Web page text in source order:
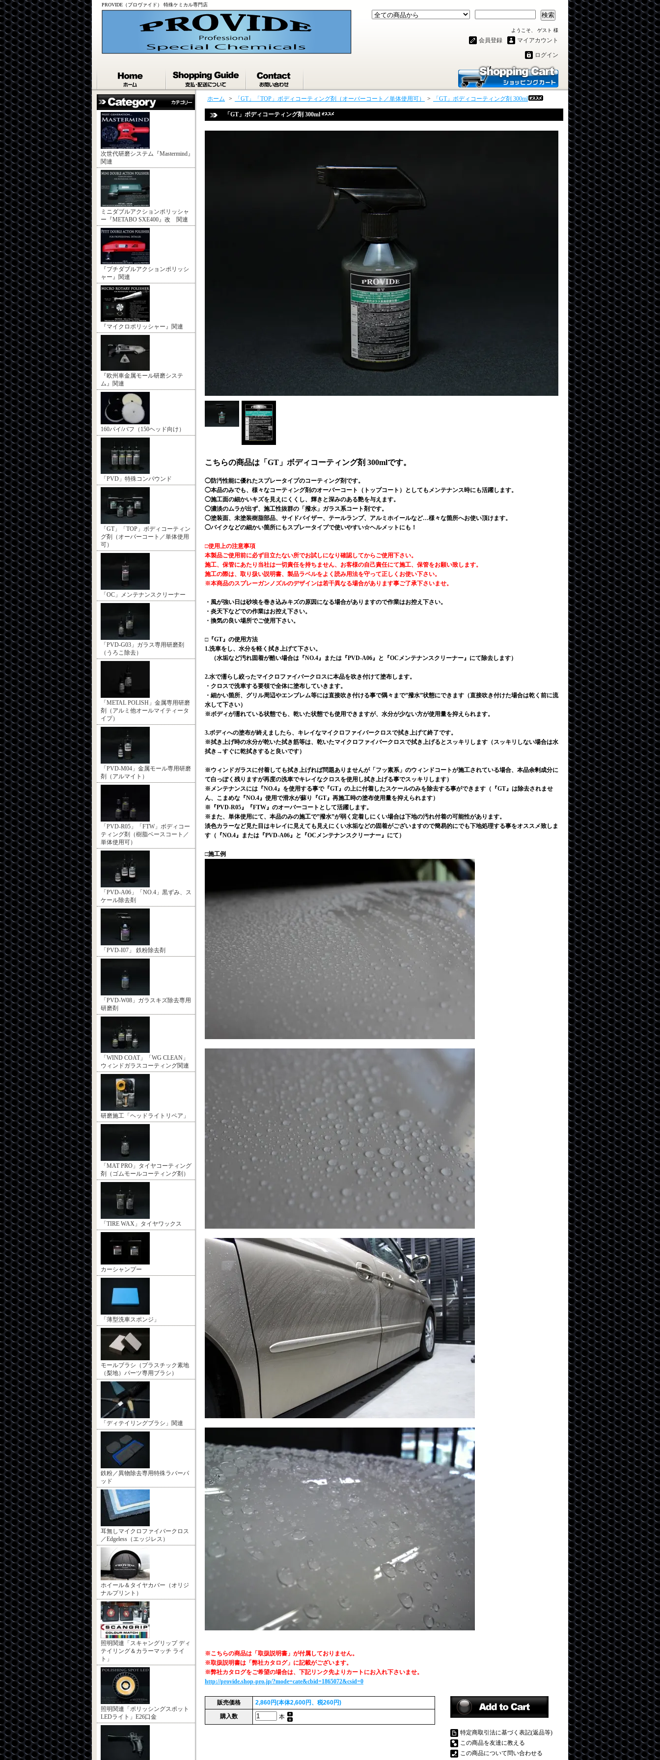
PROVIDE（プロヴァイド） 特殊ケミカル専門店
検索
ようこそ、 ゲスト 様
マイアカウント
会員登録
ログイン
次世代研磨システム『Mastermind』
関連
ミニダブルアクションポリッシャ
ー『METABO SXE400』改 関連
『プチダブルアクションポリッシ
ャー』関連
『マイクロポリッシャー』関連
『欧州車金属モール研磨システ
ム』関連
160パイ/バフ（150ヘッド向け）
「PVD」特殊コンパウンド
「GT」「TOP」ボディコーティン
グ剤（オーバーコート／単体使用
可）
「OC」メンテナンスクリーナー
「PVD-G03」ガラス専用研磨剤
（うろこ除去）
「METAL POLISH」金属専用研磨
剤（アルミ他オールマイティータ
イプ）
「PVD-M04」金属モール専用研磨
剤（アルマイト）
「PVD-R05」「FTW」ボディコー
ティング剤（樹脂ベースコート／
単体使用可）
「PVD-A06」「NO.4」黒ずみ、ス
ケール除去剤
「PVD-I07」 鉄粉除去剤
「PVD-W08」ガラスキズ除去専用
研磨剤
「WIND COAT」「WG CLEAN」
ウィンドガラスコーティング関連
研磨施工「ヘッドライトリペア」
「MAT PRO」タイヤコーティング
剤（ゴムモールコーティング剤）
「TIRE WAX」タイヤワックス
カーシャンプー
「薄型洗車スポンジ」
モールブラシ（プラスチック素地
（梨地）パーツ専用ブラシ）
「ディテイリングブラシ」関連
鉄粉／異物除去専用特殊ラバーパ
ッド
耳無しマイクロファイバークロス
／Edgeless（エッジレス）
ホイール＆タイヤカバー（オリジ
ナルプリント）
照明関連「スキャングリップ ディ
テイリング＆カラーマッチ ライ
ト」
照明関連「ポリッシングスポット
LEDライト」E26口金
ホーム > 「GT」「TOP」ボディコーティング剤（オーバーコート／単体使用可） > 「GT」ボディコーティング剤 300ml
「GT」ボディコーティング剤 300ml
こちらの商品は「GT」ボディコーティング剤 300mlです。
◯防汚性能に優れたスプレータイプのコーティング剤です。
◯本品のみでも、様々なコーティング剤のオーバーコート（トップコート）としてもメンテナンス時にも活躍します。
◯施工面の細かいキズを見えにくくし、輝きと深みのある艶を与えます。
◯濃淡のムラが出ず、施工性抜群の「撥水」ガラス系コート剤です。
◯塗装面、未塗装樹脂部品、サイドバイザー、テールランプ、アルミホイールなど…様々な箇所へお使い頂けます。
◯バイクなどの細かい箇所にもスプレータイプで使いやすい☆ヘルメットにも！
□使用上の注意事項
本製品ご使用前に必ず目立たない所でお試しになり確認してからご使用下さい。
施工、保管にあたり当社は一切責任を持ちません、お客様の自己責任にて施工、保管をお願い致します。
施工の際は、取り扱い説明書、製品ラベルをよく読み用法を守って正しくお使い下さい。
※本商品のスプレーガンノズルのデザインは若干異なる場合があります事ご了承下さいませ。
・風が強い日は砂埃を巻き込みキズの原因になる場合がありますので作業はお控え下さい。
・炎天下などでの作業はお控え下さい。
・換気の良い場所でご使用下さい。
□『GT』の使用方法
1.洗車をし、水分を軽く拭き上げて下さい。
（水垢など汚れ固着が酷い場合は『NO.4』または『PVD-A06』と『OCメンテナンスクリーナー』にて除去します）
2.水で濡らし絞ったマイクロファイバークロスに本品を吹き付けて塗布します。
・クロスで洗車する要領で全体に塗布していきます。
・細かい箇所、グリル周辺やエンブレム等には直接吹き付ける事で隅々まで”撥水”状態にできます（直接吹き付けた場合は乾く前に流
水して下さい）
※ボディが濡れている状態でも、乾いた状態でも使用できますが、水分が少ない方が使用量を抑えられます。
3.ボディへの塗布が終えましたら、キレイなマイクロファイバークロスで拭き上げて終了です。
※拭き上げ時の水分が乾いた拭き筋等は、乾いたマイクロファイバークロスで拭き上げるとスッキリします（スッキリしない場合は水
拭き→すぐに乾拭きすると良いです）
※ウィンドガラスに付着しても拭き上げれば問題ありませんが「フッ素系」のウィンドコートが施工されている場合、本品余剰成分に
て白っぽく残りますが再度の洗車でキレイなクロスを使用し拭き上げる事でスッキリします）
※メンテナンスには『NO.4』を使用する事で『GT』の上に付着したスケールのみを除去する事ができます（『GT』は除去されませ
ん、こまめな『NO.4』使用で滑水が蘇り『GT』再施工時の塗布使用量を抑えられます）
※『PVD-R05』『FTW』のオーバーコートとして活躍します。
※また、単体使用にて、本品のみの施工で”撥水”が弱く定着しにくい場合は下地の汚れ付着の可能性があります。
淡色カラーなど見た目はキレイに見えても見えにくい水垢などの固着がございますので簡易的にでも下地処理する事をオススメ致しま
す（『NO.4』または『PVD-A06』と『OCメンテナンスクリーナー』にて）
□施工例
※こちらの商品は「取扱説明書」が付属しておりません。
※取扱説明書は「弊社カタログ」に記載がございます。
※弊社カタログをご希望の場合は、下記リンク先よりカートにお入れ下さいませ。
http://provide.shop-pro.jp/?mode=cate&cbid=1865072&csid=0
販売価格
2,860円(本体2,600円、税260円)
購入数
本
特定商取引法に基づく表記(返品等)
この商品を友達に教える
この商品について問い合わせる